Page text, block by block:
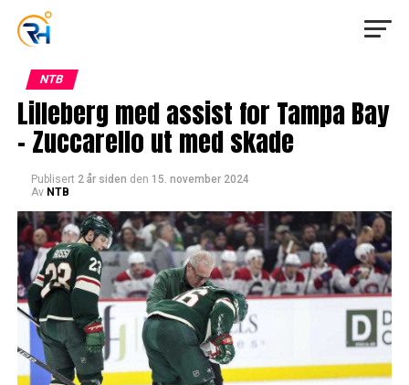
NTB
Lilleberg med assist for Tampa Bay
– Zuccarello ut med skade
Publisert 2 år siden den 15. november 2024
Av NTB